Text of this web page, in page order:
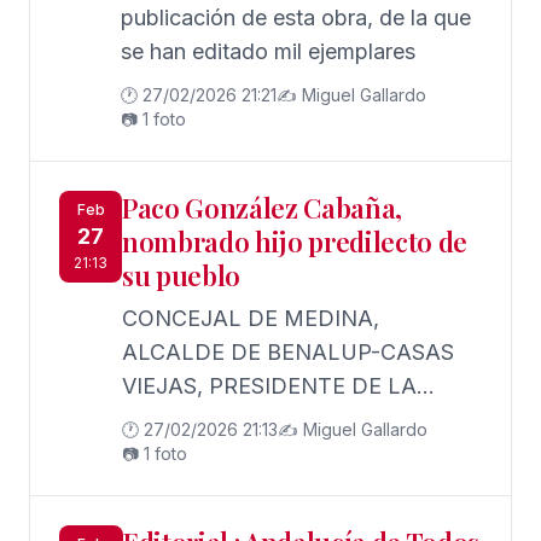
publicación de esta obra, de la que
se han editado mil ejemplares
🕐 27/02/2026 21:21✍️ Miguel Gallardo
📷 1 foto
Feb
27
21:13
Paco González Cabaña,
nombrado hijo predilecto de
su pueblo
CONCEJAL DE MEDINA,
ALCALDE DE BENALUP-CASAS
VIEJAS, PRESIDENTE DE LA
DIPUTACION DE CÁDIZ,
DIPUTADO EN EL CONGRESO DE
🕐 27/02/2026 21:13✍️ Miguel Gallardo
📷 1 foto